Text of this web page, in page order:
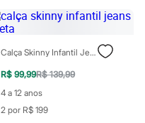
Calça Skinny Infantil Jeans Preta
R$ 99,99R$ 139,99
4 a 12 anos
2 por R$ 199